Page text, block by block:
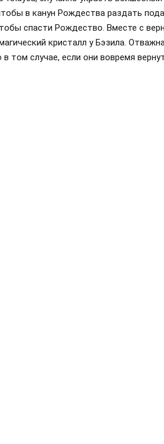
в канун Рождества раздать
спасти Рождество. Вместе с
кристалл у Бэзила.
случае, если они вовремя